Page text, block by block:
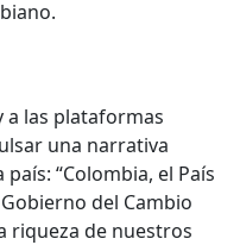
a las plataformas
una narrativa
“Colombia, el País
del Cambio
riqueza de nuestros